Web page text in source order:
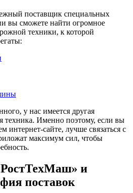
поставщик специальных
вы сможете найти огромное
техники, к которой
у нас имеется другая
техника. Именно поэтому, если вы
интернет-сайте, лучше связаться с
максимум сил, чтобы
и
поставок